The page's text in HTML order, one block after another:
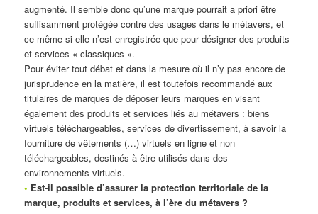
augmenté. Il semble donc qu’une marque pourrait a priori être
suffisamment protégée contre des usages dans le métavers, et
ce même si elle n’est enregistrée que pour désigner des produits
et services « classiques ».
Pour éviter tout débat et dans la mesure où il n’y pas encore de
jurisprudence en la matière, il est toutefois recommandé aux
titulaires de marques de déposer leurs marques en visant
également des produits et services liés au métavers : biens
virtuels téléchargeables, services de divertissement, à savoir la
fourniture de vêtements (…) virtuels en ligne et non
téléchargeables, destinés à être utilisés dans des
environnements virtuels.
• Est-il possible d’assurer la protection territoriale de la
marque, produits et services, à l’ère du métavers ?